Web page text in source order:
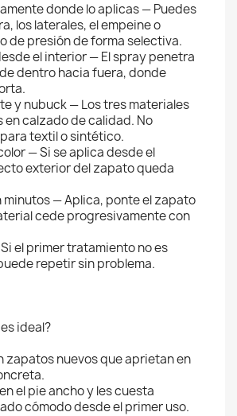
donde lo aplicas — Puedes
los laterales, el empeine o
de presión de forma selectiva.
el interior — El spray penetra
dentro hacia fuera, donde
y nubuck — Los tres materiales
en calzado de calidad. No
textil o sintético.
— Si se aplica desde el
exterior del zapato queda
minutos — Aplica, ponte el zapato
cede progresivamente con
el primer tratamiento no es
repetir sin problema.
ideal?
zapatos nuevos que aprietan en
el pie ancho y les cuesta
cómodo desde el primer uso.